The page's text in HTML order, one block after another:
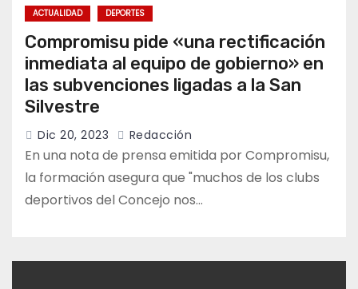
ACTUALIDAD DEPORTES
Compromisu pide «una rectificación
inmediata al equipo de gobierno» en
las subvenciones ligadas a la San
Silvestre
Dic 20, 2023 Redacción
En una nota de prensa emitida por Compromisu,
la formación asegura que "muchos de los clubs
deportivos del Concejo nos…